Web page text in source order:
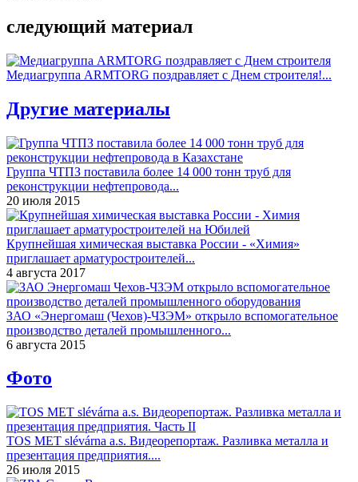
следующий материал
Медиагруппа ARMTORG поздравляет с Днем строителя!...
Другие материалы
Группа ЧТПЗ поставила более 14 000 тонн труб для
реконструкции нефтепровода...
20 июля 2015
Крупнейшая химическая выставка России - «Химия»
приглашает арматуростроителей...
4 августа 2017
ЗАО «Энергомаш (Чехов)-ЧЗЭМ» открыло вспомогательное
производство деталей промышленного...
6 августа 2015
Фото
TOS MET slévárna a.s. Видеорепортаж. Разливка металла и
презентация предприятия....
26 июля 2015